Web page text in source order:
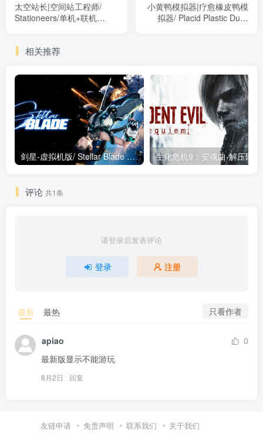
太空站长|空间站工程师/
Stationeers/单机+联机
小黄鸭模拟器|疗愈橡皮鸭模
拟器/ Placid Plastic Duck
相关推荐
剑星-虚拟机版/ Stellar Blade v1.4.1|Build.19963153 终极版新补丁 送修改器 免安装中文版
评论 共1条
请登录后发表评论
登录 注册
最新 最热 只看作者
apiao
0
最新版显示不能游玩
8月2日 回复
友链申请 免责声明 联系我们 关于我们